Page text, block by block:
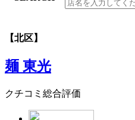
【北区】
麺 東光
クチコミ総合評価